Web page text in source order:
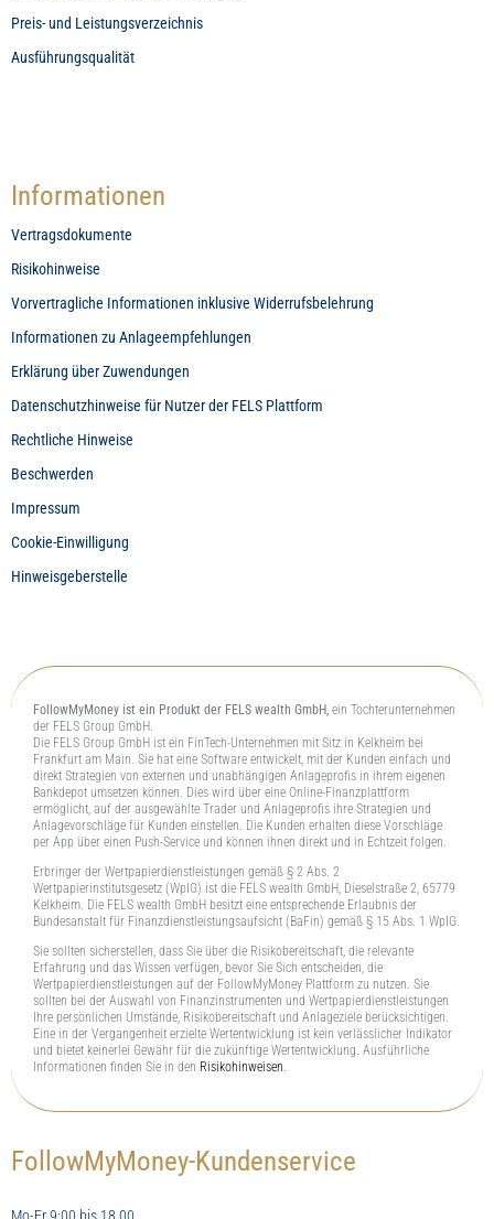
Preis- und Leistungsverzeichnis
Ausführungsqualität
Informationen
Vertragsdokumente
Risikohinweise
Vorvertragliche Informationen inklusive Widerrufsbelehrung
Informationen zu Anlageempfehlungen
Erklärung über Zuwendungen
Datenschutzhinweise für Nutzer der FELS Plattform
Rechtliche Hinweise
Beschwerden
Impressum
Cookie-Einwilligung
Hinweisgeberstelle
FollowMyMoney ist ein Produkt der FELS wealth GmbH,ein Tochterunternehmen
der FELS Group GmbH.
Die FELS Group GmbH ist ein FinTech-Unternehmen mit Sitz in Kelkheim bei
Frankfurt am Main. Sie hat eine Software entwickelt, mit der Kunden einfach und
direkt Strategien von externen und unabhängigen Anlageprofis in ihrem eigenen
Bankdepot umsetzen können. Dies wird über eine Online-Finanzplattform
ermöglicht, auf der ausgewählte Trader und Anlageprofis ihre Strategien und
Anlagevorschläge für Kunden einstellen. Die Kunden erhalten diese Vorschläge
per App über einen Push-Service und können ihnen direkt und in Echtzeit folgen.
Erbringer der Wertpapierdienstleistungen gemäß § 2 Abs. 2
Wertpapierinstitutsgesetz (WpIG) ist die FELS wealth GmbH, Dieselstraße 2, 65779
Kelkheim. Die FELS wealth GmbH besitzt eine entsprechende Erlaubnis der
Bundesanstalt für Finanzdienstleistungsaufsicht (BaFin) gemäß § 15 Abs. 1 WpIG.
Sie sollten sicherstellen, dass Sie über die Risikobereitschaft, die relevante
Erfahrung und das Wissen verfügen, bevor Sie Sich entscheiden, die
Wertpapierdienstleistungen auf der FollowMyMoney Plattform zu nutzen. Sie
sollten bei der Auswahl von Finanzinstrumenten und Wertpapierdienstleistungen
Ihre persönlichen Umstände, Risikobereitschaft und Anlageziele berücksichtigen.
Eine in der Vergangenheit erzielte Wertentwicklung ist kein verlässlicher Indikator
und bietet keinerlei Gewähr für die zukünftige Wertentwicklung. Ausführliche
Informationen finden Sie in den Risikohinweisen.
FollowMyMoney-Kundenservice